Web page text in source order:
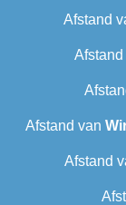
Afstand
Afstand
Afstand van
Afstand